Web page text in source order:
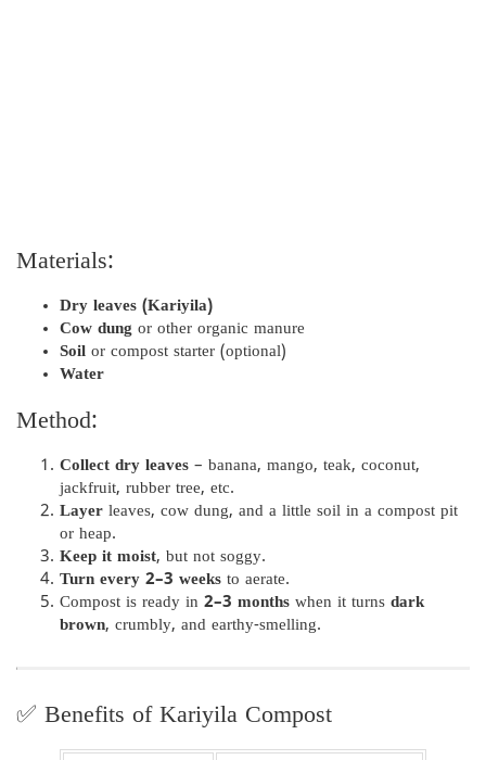
Materials:
Dry leaves (Kariyila)
Cow dung or other organic manure
Soil or compost starter (optional)
Water
Method:
Collect dry leaves – banana, mango, teak, coconut,
jackfruit, rubber tree, etc.
Layer leaves, cow dung, and a little soil in a compost pit
or heap.
Keep it moist, but not soggy.
Turn every 2–3 weeks to aerate.
Compost is ready in 2–3 months when it turns dark
brown, crumbly, and earthy-smelling.
✅ Benefits of Kariyila Compost